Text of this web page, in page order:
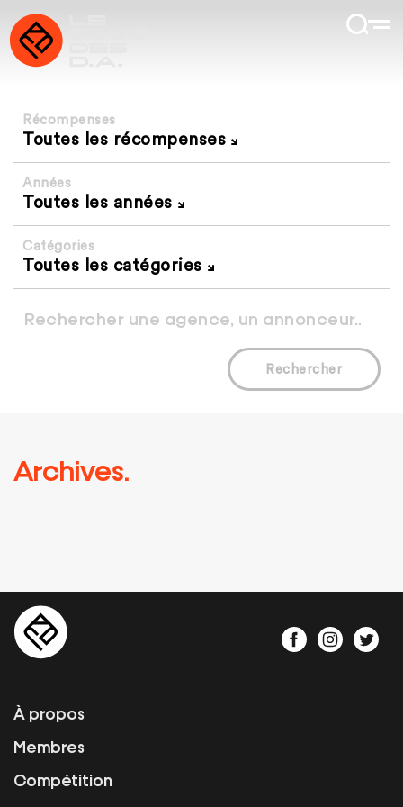
Récompenses
Toutes les récompenses
Années
Toutes les années
Catégories
Toutes les catégories
Rechercher
Archives.
À propos
Membres
Compétition